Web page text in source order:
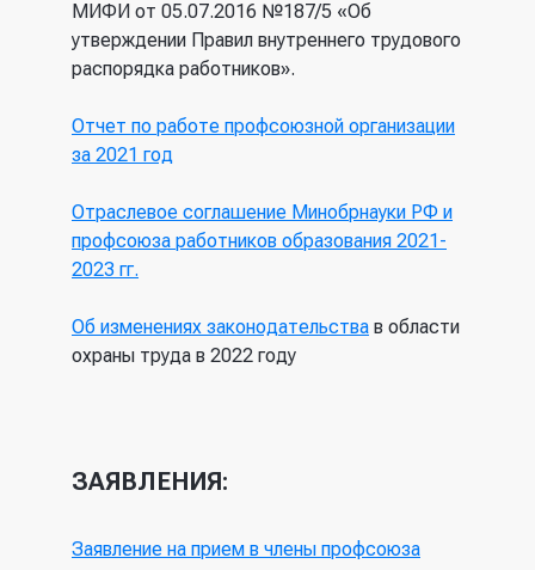
МИФИ от 05.07.2016 №187/5 «Об
утверждении Правил внутреннего трудового
распорядка работников».
Отчет по работе профсоюзной организации
за 2021 год
Отраслевое соглашение Минобрнауки РФ и
профсоюза работников образования 2021-
2023 гг.
Об изменениях законодательства в области
охраны труда в 2022 году
ЗАЯВЛЕНИЯ:
Заявление на прием в члены профсоюза